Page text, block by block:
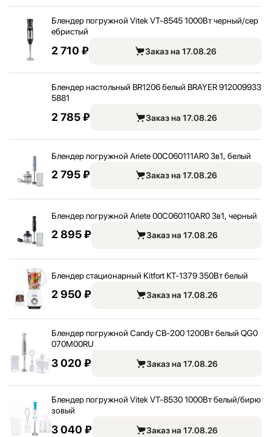
Блендер погружной Vitek VT-8545 1000Вт черный/сер
ебристый
2 710 ₽ Заказ на 17.08.26
Блендер настольный BR1206 белый BRAYER 912009933
5881
2 785 ₽ Заказ на 17.08.26
Блендер погружной Ariete 00C060111AR0 3в1, белый
2 795 ₽ Заказ на 17.08.26
Блендер погружной Ariete 00C060110AR0 3в1, черный
2 895 ₽ Заказ на 17.08.26
Блендер стационарный Kitfort КТ-1379 350Вт белый
2 950 ₽ Заказ на 17.08.26
Блендер погружной Candy CB-200 1200Вт белый QG0
070M00RU
3 020 ₽ Заказ на 17.08.26
Блендер погружной Vitek VT-8530 1000Вт белый/бирю
зовый
3 040 ₽ Заказ на 17.08.26